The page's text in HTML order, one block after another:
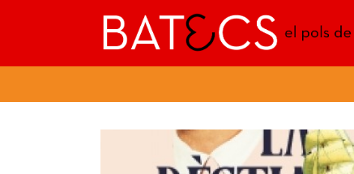
Batecs